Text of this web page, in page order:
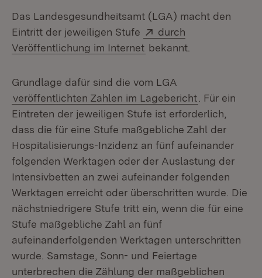
Das Landesgesundheitsamt (LGA) macht den
Eintritt der jeweiligen Stufe
Extern:
durch
Veröffentlichung im Internet (Öffnet in neuem
bekannt.
Grundlage dafür sind die vom LGA
veröffentlichten Zahlen im Lagebericht . Für ein
Eintreten der jeweiligen Stufe ist erforderlich,
dass die für eine Stufe maßgebliche Zahl der
Hospitalisierungs-Inzidenz an fünf aufeinander
folgenden Werktagen oder der Auslastung der
Intensivbetten an zwei aufeinander folgenden
Werktagen erreicht oder überschritten wurde. Die
nächstniedrigere Stufe tritt ein, wenn die für eine
Stufe maßgebliche Zahl an fünf
aufeinanderfolgenden Werktagen unterschritten
wurde. Samstage, Sonn- und Feiertage
unterbrechen die Zählung der maßgeblichen